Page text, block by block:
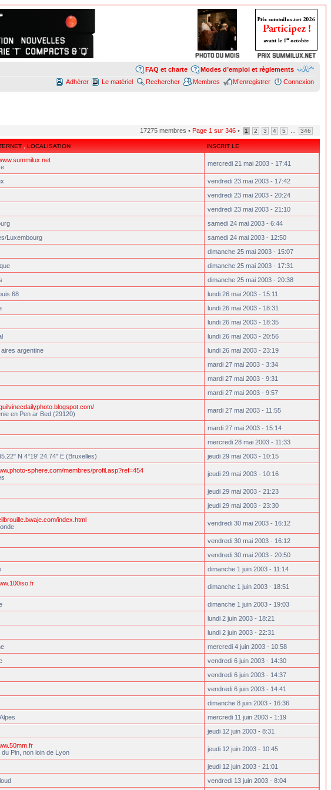
Modes d’emploi et règlements
FAQ et charte
Connexion
M’enregistrer
Membres
Rechercher
Le matériel
Adhérer
17275 membres • Page 1 sur 346 • 1 2 3 4 5 346
LOCALISATION INSCRIT LE
mercredi 21 mai 2003 - 17:41
vendredi 23 mai 2003 - 17:42
vendredi 23 mai 2003 - 20:24
vendredi 23 mai 2003 - 21:10
samedi 24 mai 2003 - 6:44
Luxembourg
samedi 24 mai 2003 - 12:50
dimanche 25 mai 2003 - 15:07
dimanche 25 mai 2003 - 17:31
dimanche 25 mai 2003 - 20:38
68
lundi 26 mai 2003 - 15:11
lundi 26 mai 2003 - 18:31
lundi 26 mai 2003 - 18:35
lundi 26 mai 2003 - 20:56
argentine
lundi 26 mai 2003 - 23:19
mardi 27 mai 2003 - 3:34
mardi 27 mai 2003 - 9:31
mardi 27 mai 2003 - 9:57
en Pen ar Bed (29120)
mardi 27 mai 2003 - 11:55
mardi 27 mai 2003 - 15:14
mercredi 28 mai 2003 - 11:33
N 4°19' 24.74" E (Bruxelles) jeudi 29 mai 2003 - 10:15
sphere.com/membres/profil.asp?ref=454
jeudi 29 mai 2003 - 10:16
jeudi 29 mai 2003 - 21:23
jeudi 29 mai 2003 - 23:30
index.html
vendredi 30 mai 2003 - 16:12
vendredi 30 mai 2003 - 16:12
vendredi 30 mai 2003 - 20:50
dimanche 1 juin 2003 - 11:14
dimanche 1 juin 2003 - 18:51
dimanche 1 juin 2003 - 19:03
lundi 2 juin 2003 - 18:21
lundi 2 juin 2003 - 22:31
mercredi 4 juin 2003 - 10:58
vendredi 6 juin 2003 - 14:30
vendredi 6 juin 2003 - 14:37
vendredi 6 juin 2003 - 14:41
dimanche 8 juin 2003 - 16:36
mercredi 11 juin 2003 - 1:19
jeudi 12 juin 2003 - 8:31
du Pin, non loin de Lyon
jeudi 12 juin 2003 - 10:45
jeudi 12 juin 2003 - 21:01
vendredi 13 juin 2003 - 8:04